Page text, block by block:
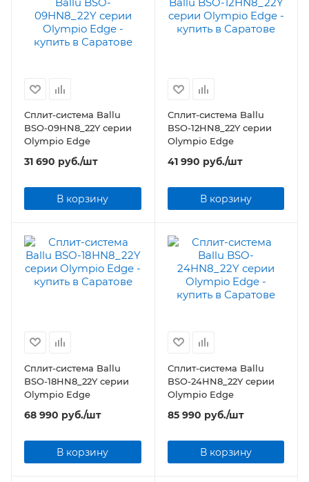
Сплит-система Ballu
BSO-09HN8_22Y серии
Olympio Edge
31 690 руб./шт
В корзину
Сплит-система Ballu
BSO-12HN8_22Y серии
Olympio Edge
41 990 руб./шт
В корзину
Сплит-система Ballu
BSO-18HN8_22Y серии
Olympio Edge
68 990 руб./шт
В корзину
Сплит-система Ballu
BSO-24HN8_22Y серии
Olympio Edge
85 990 руб./шт
В корзину